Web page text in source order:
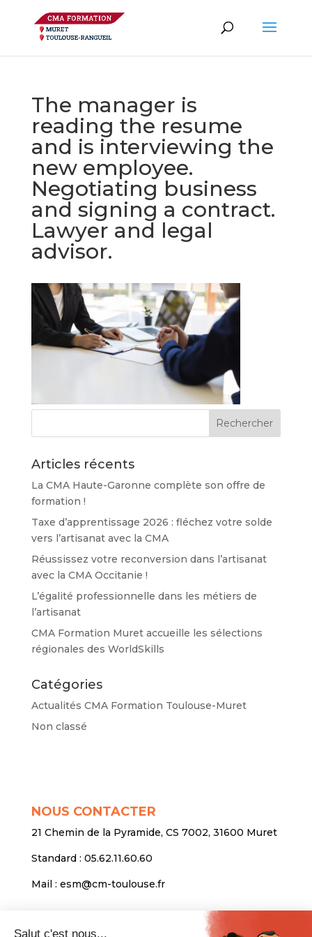
The manager is
reading the resume
and is interviewing the
new employee.
Negotiating business
and signing a contract.
Lawyer and legal
advisor.
Articles récents
La CMA Haute-Garonne complète son offre de
formation !
Taxe d’apprentissage 2026 : fléchez votre solde
vers l’artisanat avec la CMA
Réussissez votre reconversion dans l’artisanat
avec la CMA Occitanie !
L’égalité professionnelle dans les métiers de
l’artisanat
CMA Formation Muret accueille les sélections
régionales des WorldSkills
Catégories
Actualités CMA Formation Toulouse-Muret
Non classé
NOUS CONTACTER
21 Chemin de la Pyramide, CS 7002, 31600 Muret
Standard : 05.62.11.60.60
Mail : esm@cm-toulouse.fr
INFORMATIONS